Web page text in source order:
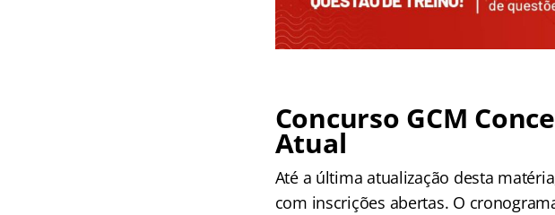
Concurso GCM
Atual
Até a última atualização desta
com inscrições abertas. O